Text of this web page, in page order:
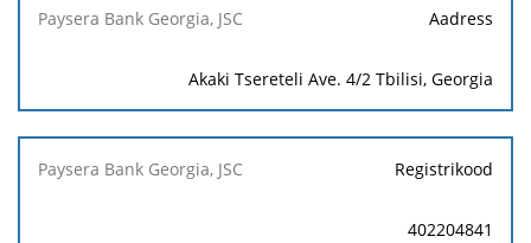
Paysera
Aadress
Akaki Tsereteli Ave. 4/2 Tbilisi, Georgia
Registrikood
402204841